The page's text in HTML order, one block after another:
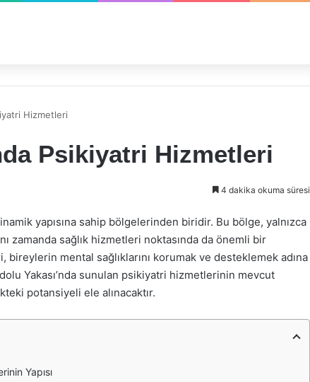
Hizmetleri
Psikiyatri Hizmetleri
4 dakika okuma süresi
yapısına sahip bölgelerinden biridir. Bu bölge, yalnızca
zamanda sağlık hizmetleri noktasında da önemli bir
mental sağlıklarını korumak ve desteklemek adına
Yakası’nda sunulan psikiyatri hizmetlerinin mevcut
potansiyeli ele alınacaktır.
Yapısı